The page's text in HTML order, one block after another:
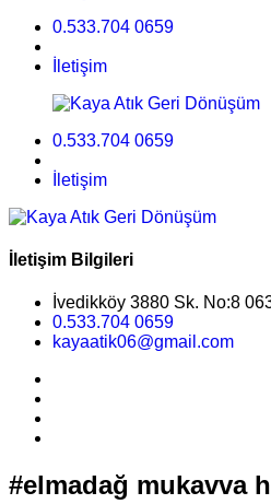
0.533.704 0659
İletişim
0.533.704 0659
İletişim
İletişim Bilgileri
İvedikköy 3880 Sk. No:8
0.533.704 0659
kayaatik06@gmail.com
#elmadağ mukavva